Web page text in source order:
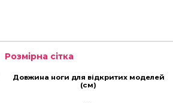
Розмірна сітка
Довжина ноги для відкритих моделей
(см)